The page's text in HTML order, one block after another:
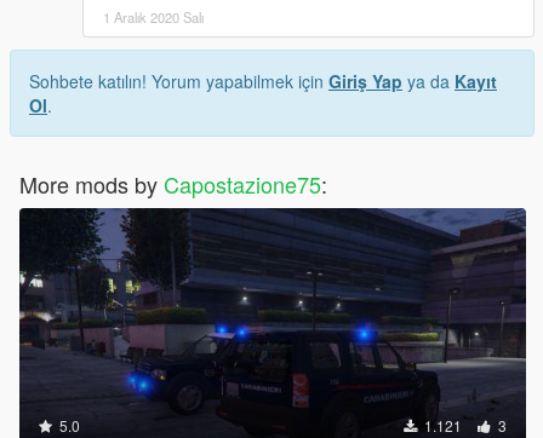
1 Aralık 2020 Salı
Sohbete katılın! Yorum yapabilmek için Giriş Yap ya da Kayıt
Ol.
More mods by Capostazione75:
5.0 1.121 3